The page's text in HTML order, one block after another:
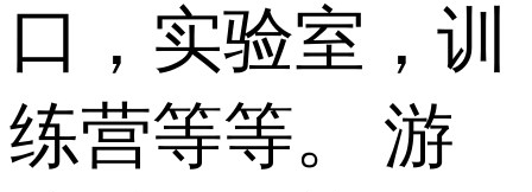
口，实验室，训
练营等等。 游